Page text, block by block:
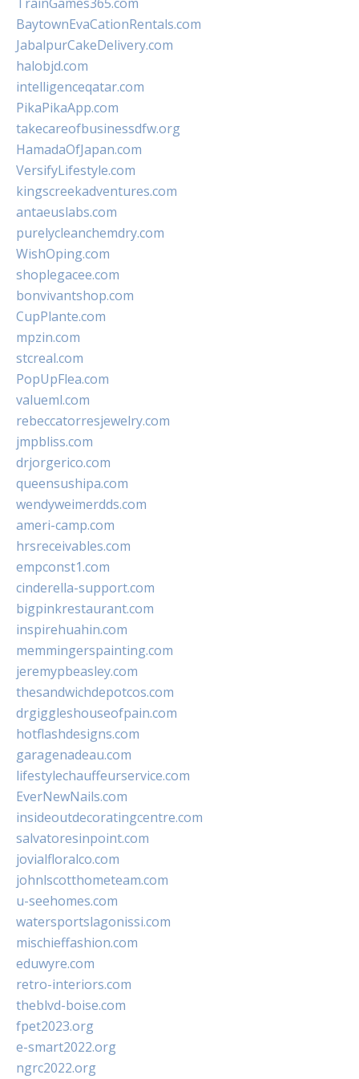
BaytownEvaCationRentals.com
JabalpurCakeDelivery.com
halobjd.com
intelligenceqatar.com
PikaPikaApp.com
takecareofbusinessdfw.org
HamadaOfJapan.com
VersifyLifestyle.com
kingscreekadventures.com
antaeuslabs.com
purelycleanchemdry.com
WishOping.com
shoplegacee.com
bonvivantshop.com
CupPlante.com
mpzin.com
stcreal.com
PopUpFlea.com
valueml.com
rebeccatorresjewelry.com
jmpbliss.com
drjorgerico.com
queensushipa.com
wendyweimerdds.com
ameri-camp.com
hrsreceivables.com
empconst1.com
cinderella-support.com
bigpinkrestaurant.com
inspirehuahin.com
memmingerspainting.com
jeremypbeasley.com
thesandwichdepotcos.com
drgiggleshouseofpain.com
hotflashdesigns.com
garagenadeau.com
lifestylechauffeurservice.com
EverNewNails.com
insideoutdecoratingcentre.com
salvatoresinpoint.com
jovialfloralco.com
johnlscotthometeam.com
u-seehomes.com
watersportslagonissi.com
mischieffashion.com
eduwyre.com
retro-interiors.com
theblvd-boise.com
fpet2023.org
e-smart2022.org
ngrc2022.org